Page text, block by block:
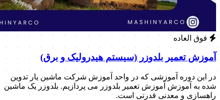
فوق العاده
آموزش تعمیر بلدوزر (سیستم هیدرولیک و برق)
در این دوره آموزشی که در واحد آموزش شرکت ماشین یار تدوین
شده به آموزش آموزش تعمیر بلدوزر می پردازیم. بلدوزر یک ماشین
راهسازی و معدنی قدرتی است.